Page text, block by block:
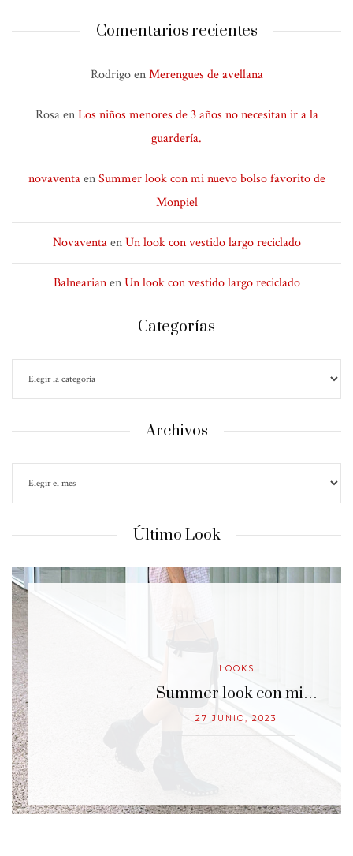
Comentarios recientes
RodrigoenMerengues de avellana
RosaenLos niños menores de 3 años no necesitan ir a la
guardería.
novaventaenSummer look con mi nuevo bolso favorito de
Monpiel
NovaventaenUn look con vestido largo reciclado
BalnearianenUn look con vestido largo reciclado
Categorías
Archivos
Último Look
LOOKS
Summer look con mi…
27 JUNIO, 2023